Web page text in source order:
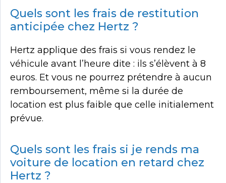
Quels sont les frais de restitution
anticipée chez Hertz ?
Hertz applique des frais si vous rendez le
véhicule avant l’heure dite : ils s’élèvent à 8
euros. Et vous ne pourrez prétendre à aucun
remboursement, même si la durée de
location est plus faible que celle initialement
prévue.
Quels sont les frais si je rends ma
voiture de location en retard chez
Hertz ?